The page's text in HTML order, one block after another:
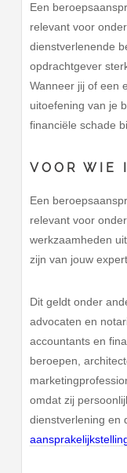
Een
relevant voor
dienstverlenende
opdrachtgever
Wanneer jij of een
uitoefening van je
financiële schade
VOOR WIE
Een
relevant voor
werkzaamheden
zijn van jouw
Dit geldt onder
advocaten en
accountants en
beroepen,
omdat zij
dienstverlening en